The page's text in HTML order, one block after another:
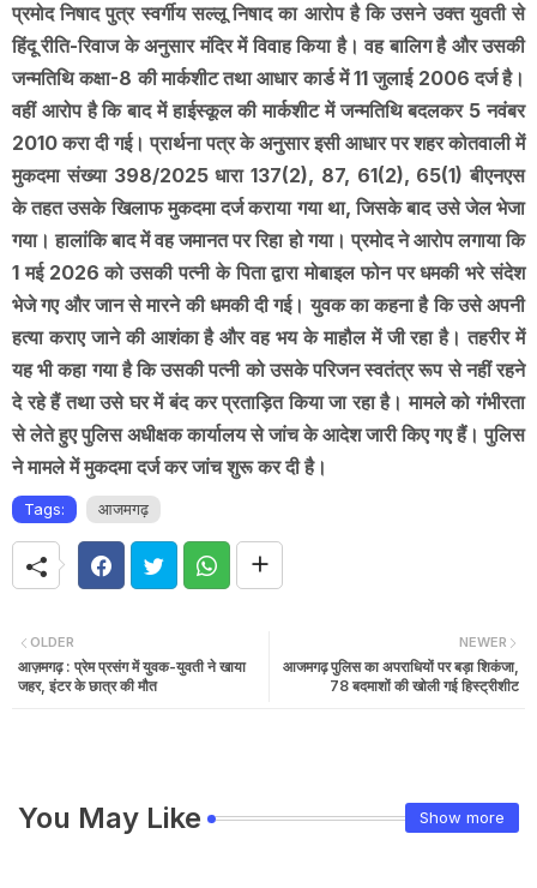
प्रमोद निषाद पुत्र स्वर्गीय सल्लू निषाद का आरोप है कि उसने उक्त युवती से
हिंदू रीति-रिवाज के अनुसार मंदिर में विवाह किया है। वह बालिग है और उसकी
जन्मतिथि कक्षा-8 की मार्कशीट तथा आधार कार्ड में 11 जुलाई 2006 दर्ज है।
वहीं आरोप है कि बाद में हाईस्कूल की मार्कशीट में जन्मतिथि बदलकर 5 नवंबर
2010 करा दी गई। प्रार्थना पत्र के अनुसार इसी आधार पर शहर कोतवाली में
मुकदमा संख्या 398/2025 धारा 137(2), 87, 61(2), 65(1) बीएनएस
के तहत उसके खिलाफ मुकदमा दर्ज कराया गया था, जिसके बाद उसे जेल भेजा
गया। हालांकि बाद में वह जमानत पर रिहा हो गया। प्रमोद ने आरोप लगाया कि
1 मई 2026 को उसकी पत्नी के पिता द्वारा मोबाइल फोन पर धमकी भरे संदेश
भेजे गए और जान से मारने की धमकी दी गई। युवक का कहना है कि उसे अपनी
हत्या कराए जाने की आशंका है और वह भय के माहौल में जी रहा है। तहरीर में
यह भी कहा गया है कि उसकी पत्नी को उसके परिजन स्वतंत्र रूप से नहीं रहने
दे रहे हैं तथा उसे घर में बंद कर प्रताड़ित किया जा रहा है। मामले को गंभीरता
से लेते हुए पुलिस अधीक्षक कार्यालय से जांच के आदेश जारी किए गए हैं। पुलिस
ने मामले में मुकदमा दर्ज कर जांच शुरू कर दी है।
Tags: आजमगढ़
NEWER
आजमगढ़ पुलिस का अपराधियों पर बड़ा शिकंजा,
78 बदमाशों की खोली गई हिस्ट्रीशीट
OLDER
आज़मगढ़ : प्रेम प्रसंग में युवक-युवती ने खाया
जहर, इंटर के छात्र की मौत
You May Like Show more